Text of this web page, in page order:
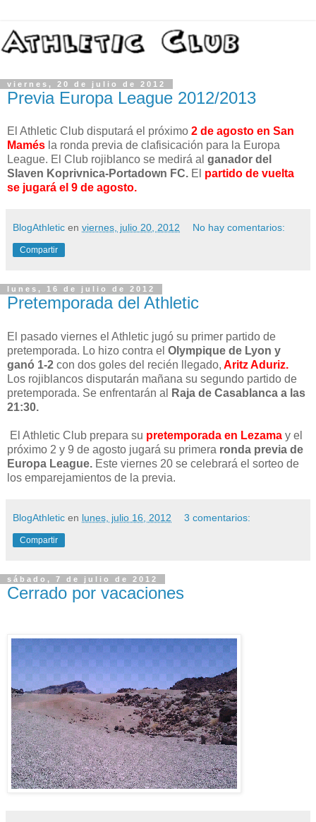
viernes, 20 de julio de 2012
Previa Europa League 2012/2013
El Athletic Club disputará el próximo 2 de agosto en San
Mamés la ronda previa de clafisicación para la Europa
League. El Club rojiblanco se medirá al ganador del
Slaven Koprivnica-Portadown FC. El partido de vuelta
se jugará el 9 de agosto.
BlogAthletic en viernes, julio 20, 2012 No hay comentarios:
Compartir
lunes, 16 de julio de 2012
Pretemporada del Athletic
El pasado viernes el Athletic jugó su primer partido de
pretemporada. Lo hizo contra el Olympique de Lyon y
ganó 1-2 con dos goles del recién llegado, Aritz Aduriz.
Los rojiblancos disputarán mañana su segundo partido de
pretemporada. Se enfrentarán al
Raja de Casablanca a las
21:30.
El Athletic Club prepara su pretemporada en Lezama y el
próximo 2 y 9 de agosto jugará su primera ronda previa de
Europa League. Este viernes 20 se celebrará el sorteo de
los emparejamientos de la previa.
BlogAthletic en lunes, julio 16, 2012 3 comentarios:
Compartir
sábado, 7 de julio de 2012
Cerrado por vacaciones